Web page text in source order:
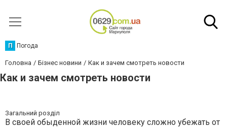
П Погода
Головна Бізнес новини Как и зачем смотреть новости
Как и зачем смотреть новости
Загальний розділ
В своей обыденной жизни человеку сложно убежать от